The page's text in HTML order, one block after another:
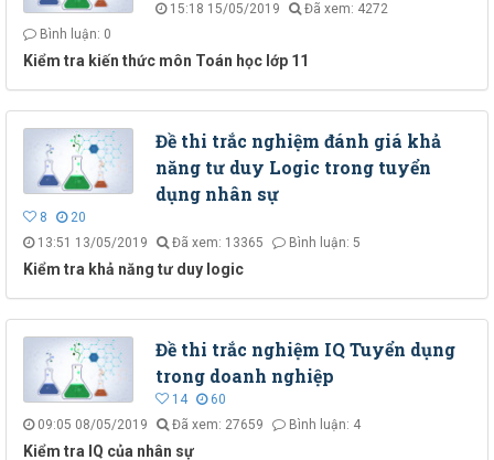
15:18 15/05/2019
Đã xem: 4272
Bình luận: 0
Kiểm tra kiến thức môn Toán học lớp 11
Đề thi trắc nghiệm đánh giá khả
năng tư duy Logic trong tuyển
dụng nhân sự
8
20
13:51 13/05/2019
Đã xem: 13365 Bình luận: 5
Kiểm tra khả năng tư duy logic
Đề thi trắc nghiệm IQ Tuyển dụng
trong doanh nghiệp
14
60
09:05 08/05/2019
Đã xem: 27659 Bình luận: 4
Kiểm tra IQ của nhân sự